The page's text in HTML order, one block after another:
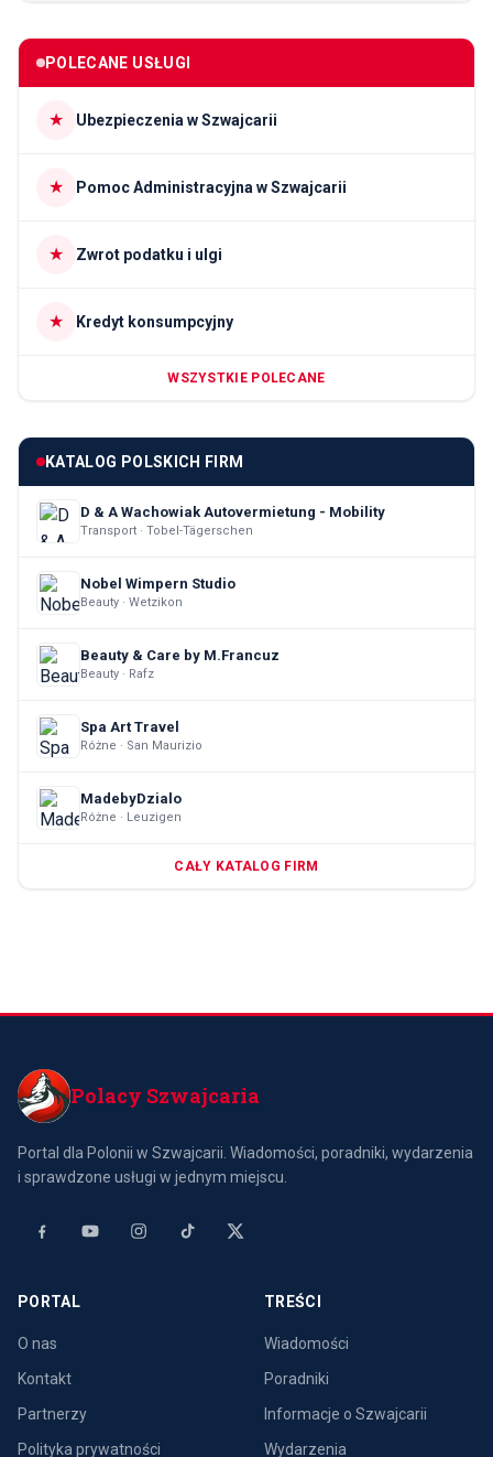
POLECANE USŁUGI
★ Ubezpieczenia w Szwajcarii
★ Pomoc Administracyjna w Szwajcarii
★ Zwrot podatku i ulgi
★ Kredyt konsumpcyjny
WSZYSTKIE POLECANE
KATALOG POLSKICH FIRM
D & A Wachowiak Autovermietung - Mobility
Transport · Tobel-Tägerschen
Nobel Wimpern Studio
Beauty · Wetzikon
Beauty & Care by M.Francuz
Beauty · Rafz
Spa Art Travel
Różne · San Maurizio
MadebyDzialo
Różne · Leuzigen
CAŁY KATALOG FIRM
Polacy Szwajcaria
Portal dla Polonii w Szwajcarii. Wiadomości, poradniki, wydarzenia
i sprawdzone usługi w jednym miejscu.
PORTAL
O nas
Kontakt
Partnerzy
Polityka prywatności
TREŚCI
Wiadomości
Poradniki
Informacje o Szwajcarii
Wydarzenia